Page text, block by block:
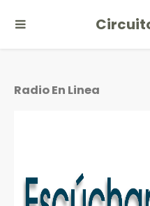
Radio En Linea